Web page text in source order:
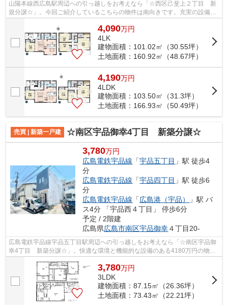
山陽本線西広島駅周辺への引っ越しをお考えなら「☆西区己斐上２丁目 新
規分譲☆」。今回ご紹介しているこちらの物件は南向きです。充実の設備が
好評の4,090万円の物件はこちらです。よ...
4,090万円
4LK
建物面積：101.02㎡（30.55坪）
土地面積：160.92㎡（48.67坪）
4,190万円
4LDK
建物面積：103.50㎡（31.3坪）
土地面積：166.93㎡（50.49坪）
売買 | 新築一戸建 ☆南区宇品御幸4丁目 新築分譲☆
3,780万円
広島電鉄宇品線 「宇品五丁目 」駅 徒歩4
分
広島電鉄宇品線 「宇品四丁目 」駅 徒歩6
分
広島電鉄宇品線 「広島港（宇品）
」駅 バ
ス4分 「宇品西４丁目」 停歩6分
予定 / 2階建
広島県広島市南区宇品御幸４丁目20-
広島電鉄宇品線宇品五丁目駅周辺への引っ越しをお考えなら「☆南区宇品御
幸4丁目 新築分譲☆」。快適な環境と機能的な設備のある4180万円の物件
3,780万円
3LDK
建物面積：87.15㎡（26.36坪）
土地面積：73.43㎡（22.21坪）